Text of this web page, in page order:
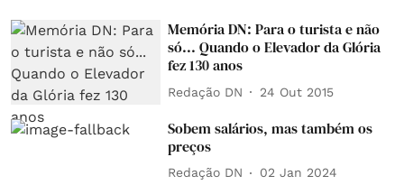
Memória DN: Para o turista e não
só... Quando o Elevador da Glória
fez 130 anos
Redação DN 24 Out 2015
Sobem salários, mas também os
preços
Redação DN 02 Jan 2024